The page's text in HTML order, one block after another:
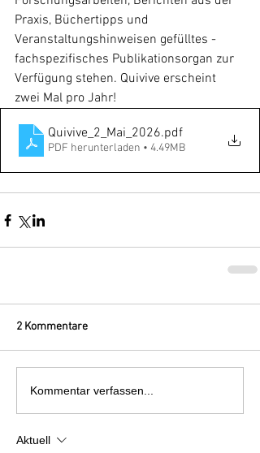
Praxis, Büchertipps und
Veranstaltungshinweisen gefülltes -
fachspezifisches Publikationsorgan zur
Verfügung stehen. Quivive erscheint
zwei Mal pro Jahr!
Quivive_2_Mai_2026.pdf
PDF herunterladen • 4.49MB
2 Kommentare
Kommentar verfassen...
Aktuell